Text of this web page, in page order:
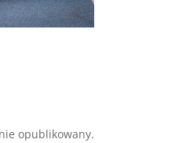
opublikowany.